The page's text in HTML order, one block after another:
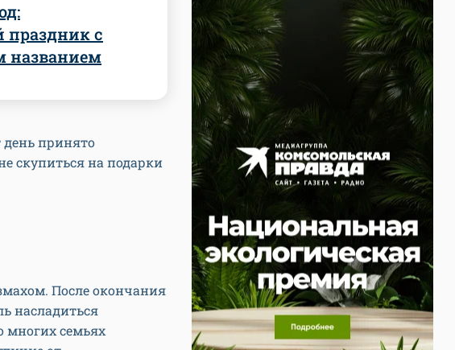
праздник с
названием
день принято
скупиться на подарки
После окончания
насладиться
семьях